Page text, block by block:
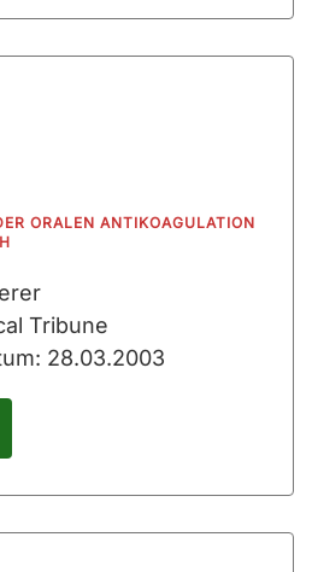
ORALEN ANTIKOAGULATION
Tribune
28.03.2003